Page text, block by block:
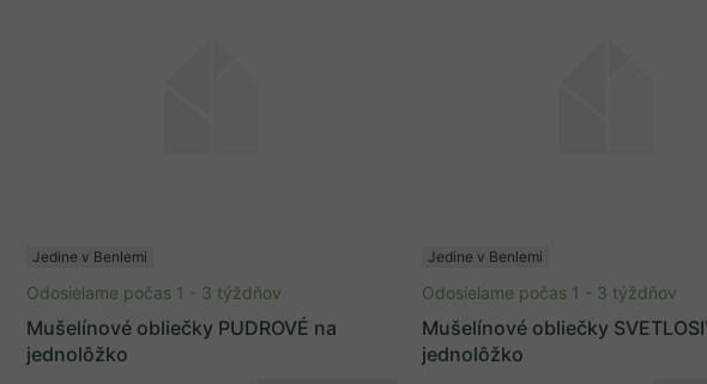
Jedine v Benlemi
Mušelínové obliečky PUDROVÉ na
jednolôžko
Odosielame počas 1 - 3 týždňov
Jedine v Benlemi
Mušelínové obliečky
jednolôžko
Odosielame počas 1 - 3 týždňov